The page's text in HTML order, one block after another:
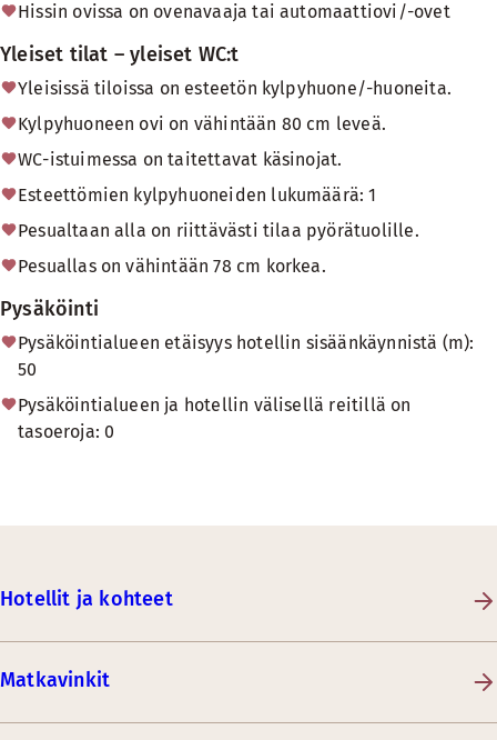
Hissin ovissa on ovenavaaja tai automaattiovi/-ovet
Yleiset tilat – yleiset WC:t
Yleisissä tiloissa on esteetön kylpyhuone/-huoneita.
Kylpyhuoneen ovi on vähintään 80 cm leveä.
WC-istuimessa on taitettavat käsinojat.
Esteettömien kylpyhuoneiden lukumäärä: 1
Pesualtaan alla on riittävästi tilaa pyörätuolille.
Pesuallas on vähintään 78 cm korkea.
Pysäköinti
Pysäköintialueen etäisyys hotellin sisäänkäynnistä (m):
50
Pysäköintialueen ja hotellin välisellä reitillä on
tasoeroja: 0
Hotellit ja kohteet
Matkavinkit